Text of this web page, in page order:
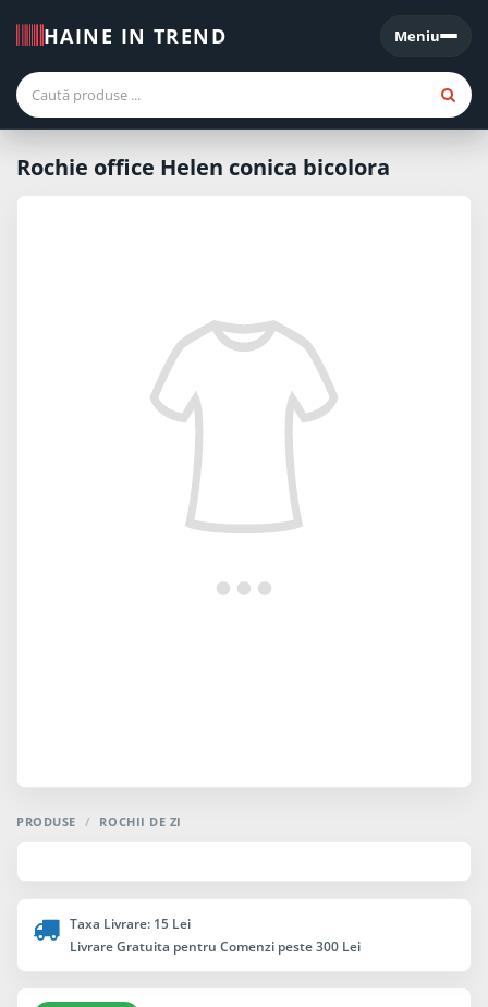
HAINE IN TREND Meniu
Meniu
Rochie office Helen conica bicolora
PRODUSE / ROCHII DE ZI
Taxa Livrare: 15 Lei
Livrare Gratuita pentru Comenzi peste 300 Lei